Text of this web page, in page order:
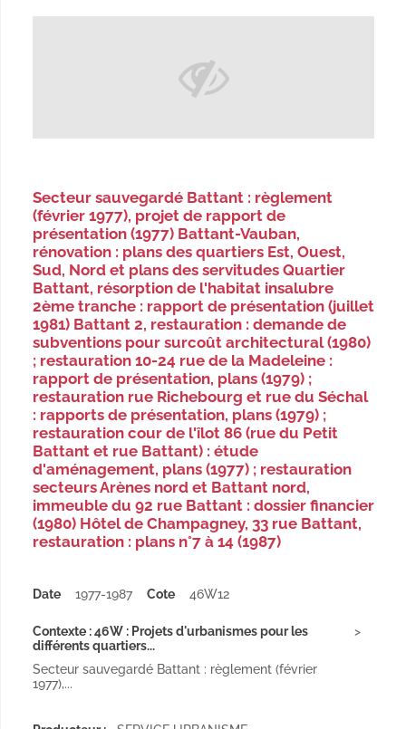
Secteur sauvegardé Battant : règlement
(février 1977), projet de rapport de
présentation (1977) Battant-Vauban,
rénovation : plans des quartiers Est, Ouest,
Sud, Nord et plans des servitudes Quartier
Battant, résorption de l'habitat insalubre
2ème tranche : rapport de présentation (juillet
1981) Battant 2, restauration : demande de
subventions pour surcoût architectural (1980)
; restauration 10-24 rue de la Madeleine :
rapport de présentation, plans (1979) ;
restauration rue Richebourg et rue du Séchal
: rapports de présentation, plans (1979) ;
restauration cour de l'îlot 86 (rue du Petit
Battant et rue Battant) : étude
d'aménagement, plans (1977) ; restauration
secteurs Arènes nord et Battant nord,
immeuble du 92 rue Battant : dossier financier
(1980) Hôtel de Champagney, 33 rue Battant,
restauration : plans n°7 à 14 (1987)
Date 1977-1987 Cote 46W12
Contexte : 46W : Projets d'urbanismes pour les
différents quartiers...
Secteur sauvegardé Battant : règlement (février
1977),...